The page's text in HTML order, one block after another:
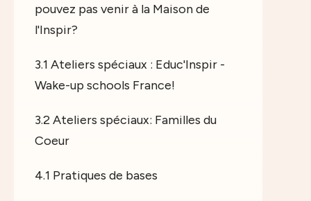
pouvez pas venir à la Maison de
l'Inspir?
3.1 Ateliers spéciaux : Educ'Inspir -
Wake-up schools France!
3.2 Ateliers spéciaux: Familles du
Coeur
4.1 Pratiques de bases